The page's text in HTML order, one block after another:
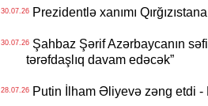
30.07.26Prezidentlə xanımı
30.07.26Şahbaz Şərif Azərbaycanın
tərəfdaşlıq davam edəcək”
28.07.26Putin İlham Əliyevə zəng etdi -